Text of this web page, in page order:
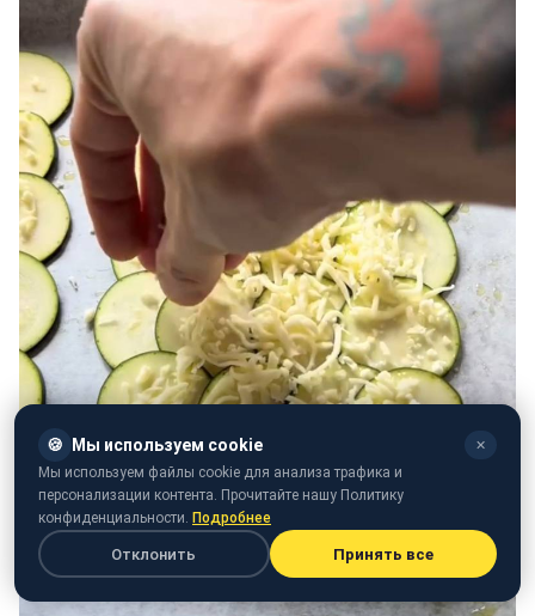
🍪 Мы используем cookie ✕
Мы используем файлы cookie для анализа трафика и
персонализации контента. Прочитайте нашу Политику
конфиденциальности. Подробнее
Отклонить Принять все